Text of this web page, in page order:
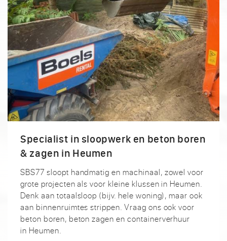
Specialist in sloopwerk en beton boren
& zagen in Heumen
SBS77 sloopt handmatig en machinaal, zowel voor
grote projecten als voor kleine klussen in Heumen.
Denk aan totaalsloop (bijv. hele woning), maar ook
aan binnenruimtes strippen. Vraag ons ook voor
beton boren, beton zagen en containerverhuur
in Heumen.